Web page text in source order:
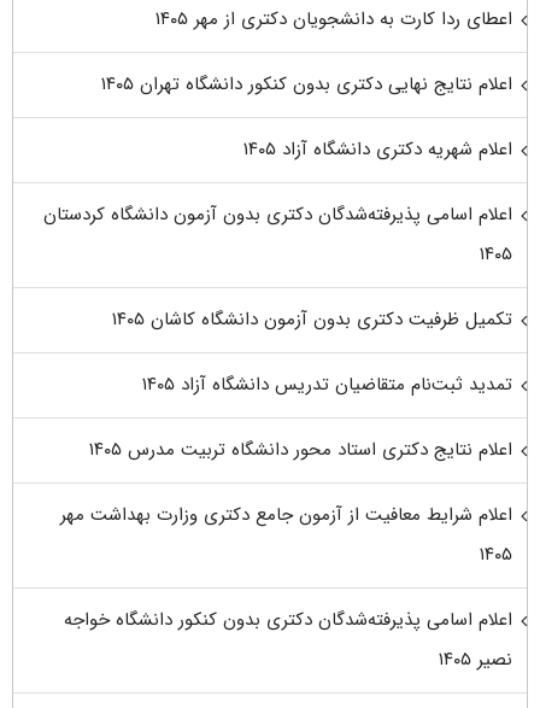
اعطای ردا کارت به دانشجویان دکتری از مهر ۱۴۰۵
اعلام نتایج نهایی دکتری بدون کنکور دانشگاه تهران ۱۴۰۵
اعلام شهریه دکتری دانشگاه آزاد ۱۴۰۵
اعلام اسامی پذیرفته‌شدگان دکتری بدون آزمون دانشگاه کردستان
۱۴۰۵
تکمیل ظرفیت دکتری بدون آزمون دانشگاه کاشان ۱۴۰۵
تمدید ثبت‌نام متقاضیان تدریس دانشگاه آزاد ۱۴۰۵
اعلام نتایج دکتری استاد محور دانشگاه تربیت مدرس ۱۴۰۵
اعلام شرایط معافیت از آزمون جامع دکتری وزارت بهداشت مهر
۱۴۰۵
اعلام اسامی پذیرفته‌شدگان دکتری بدون کنکور دانشگاه خواجه
نصیر ۱۴۰۵